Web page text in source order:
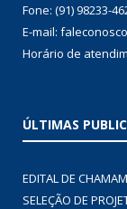
Fone: (91) 98233-
E-mail:
Horário de
ÚLTIMAS
EDITAL DE
SELEÇÃO DE